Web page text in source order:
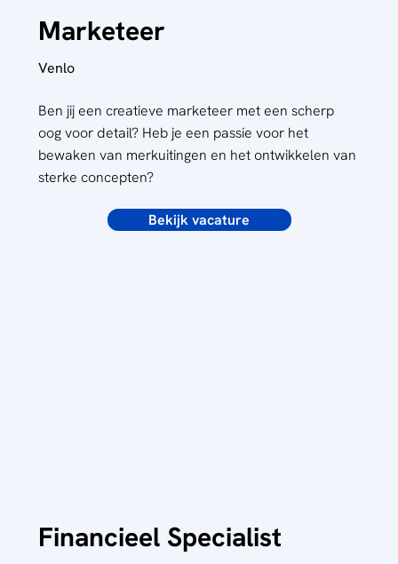
Marketeer
Venlo
Ben jij een creatieve marketeer met een scherp
oog voor detail? Heb je een passie voor het
bewaken van merkuitingen en het ontwikkelen van
sterke concepten?
Bekijk vacature
Financieel Specialist